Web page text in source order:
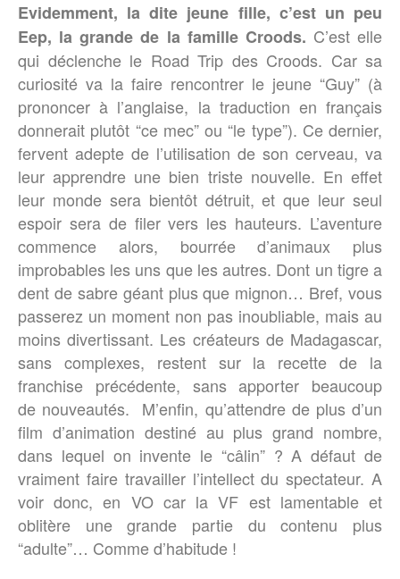
Evidemment, la dite jeune fille, c’est un peu
Eep, la grande de la famille Croods. C’est elle
qui déclenche le Road Trip des Croods. Car sa
curiosité va la faire rencontrer le jeune “Guy” (à
prononcer à l’anglaise, la traduction en français
donnerait plutôt “ce mec” ou “le type”). Ce dernier,
fervent adepte de l’utilisation de son cerveau, va
leur apprendre une bien triste nouvelle. En effet
leur monde sera bientôt détruit, et que leur seul
espoir sera de filer vers les hauteurs. L’aventure
commence alors, bourrée d’animaux plus
improbables les uns que les autres. Dont un tigre a
dent de sabre géant plus que mignon… Bref, vous
passerez un moment non pas inoubliable, mais au
moins divertissant. Les créateurs de Madagascar,
sans complexes, restent sur la recette de la
franchise précédente, sans apporter beaucoup
de nouveautés. M’enfin, qu’attendre de plus d’un
film d’animation destiné au plus grand nombre,
dans lequel on invente le “câlin” ? A défaut de
vraiment faire travailler l’intellect du spectateur. A
voir donc, en VO car la VF est lamentable et
oblitère une grande partie du contenu plus
“adulte”… Comme d’habitude !